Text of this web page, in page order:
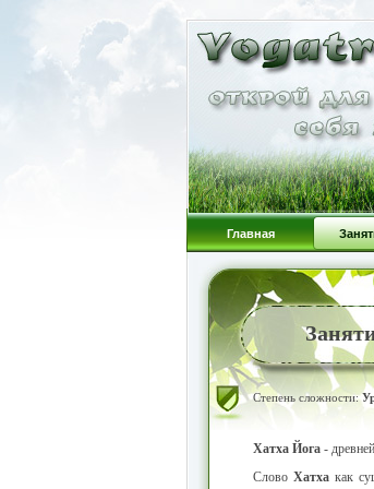
Главная
Степень сложности:
Хатха Йога-
Слово Хатхакак